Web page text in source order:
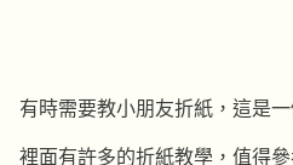
有時需要教小朋友折紙，這是一
裡面有許多的折紙教學，值得參